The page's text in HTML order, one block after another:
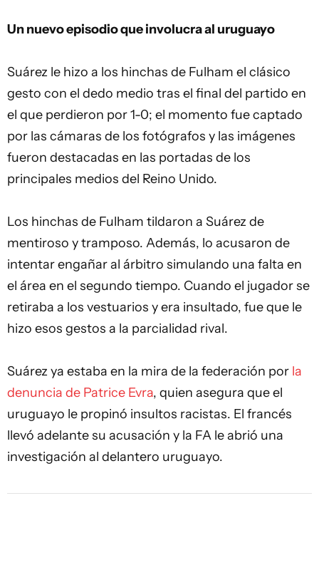
Un nuevo episodio que involucra al uruguayo
Suárez le hizo a los hinchas de Fulham el clásico
gesto con el dedo medio tras el final del partido en
el que perdieron por 1-0; el momento fue captado
por las cámaras de los fotógrafos y las imágenes
fueron destacadas en las portadas de los
principales medios del Reino Unido.
Los hinchas de Fulham tildaron a Suárez de
mentiroso y tramposo. Además, lo acusaron de
intentar engañar al árbitro simulando una falta en
el área en el segundo tiempo. Cuando el jugador se
retiraba a los vestuarios y era insultado, fue que le
hizo esos gestos a la parcialidad rival.
Suárez ya estaba en la mira de la federación por la
denuncia de Patrice Evra, quien asegura que el
uruguayo le propinó insultos racistas. El francés
llevó adelante su acusación y la FA le abrió una
investigación al delantero uruguayo.